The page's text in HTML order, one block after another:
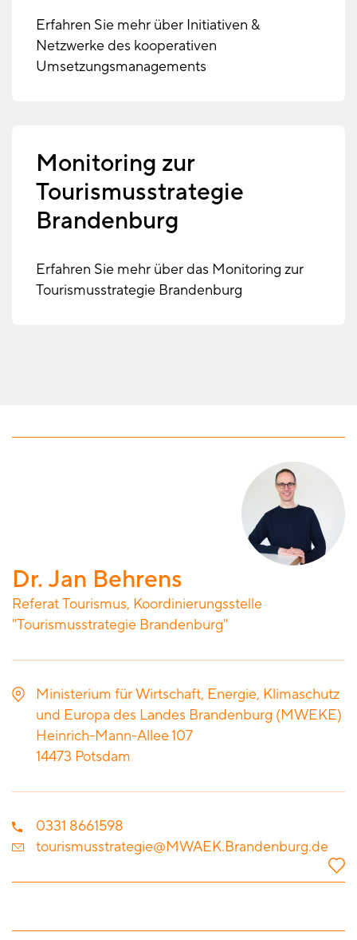
Erfahren Sie mehr über Initiativen &
Netzwerke des kooperativen
Umsetzungsmanagements
Monitoring zur
Tourismusstrategie
Brandenburg
Erfahren Sie mehr über das Monitoring zur
Tourismusstrategie Brandenburg
Dr. Jan Behrens
Referat Tourismus, Koordinierungsstelle
"Tourismusstrategie Brandenburg"
Ministerium für Wirtschaft, Energie, Klimaschutz
und Europa des Landes Brandenburg (MWEKE)
Heinrich-Mann-Allee 107
14473 Potsdam
0331 8661598
tourismusstrategie@MWAEK.Brandenburg.de